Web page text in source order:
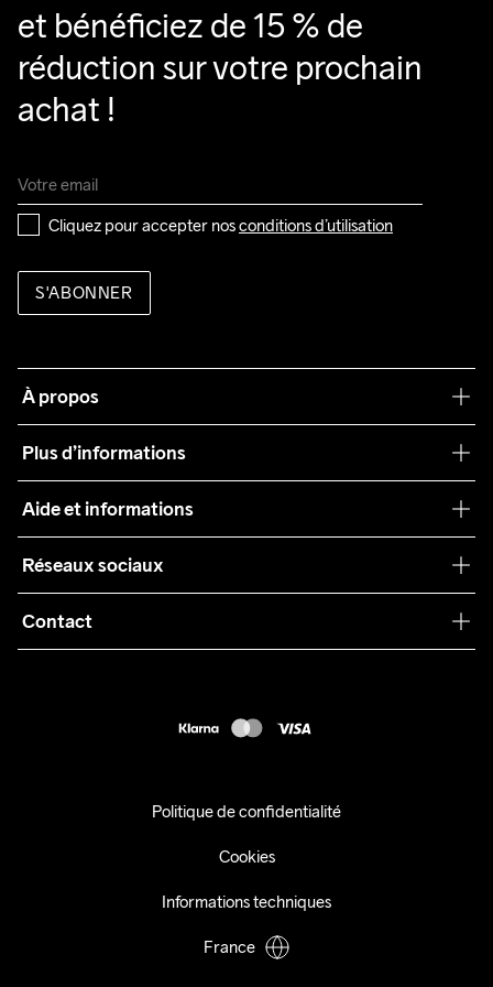
et bénéficiez de 15 % de
réduction sur votre prochain
achat !
Cliquez pour accepter nos conditions d’utilisation
S'ABONNER
À propos
Plus d’informations
Teamwear
Durabilité
Collaborations
Aide et informations
Conditions générales
Retours
Réseaux sociaux
Contact
Politique de confidentialité
Cookies
Informations techniques
France